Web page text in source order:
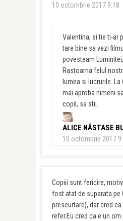
10 octombrie 2017 9:18
Valentina, si tie ti-ar
tare bine sa vezi
povesteam Luminitei,
Rastoarna felul
lumea si lucrurile. La
mai aproba nimeni
copil, sa stii.
ALICE NĂSTASE
10 octombrie 2017
Copiii sunt fericire,
fost atat de suparata pe
prescurtare), dar cred
refer.Eu cred ca e un